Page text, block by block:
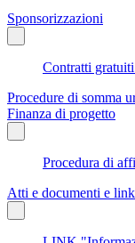
Sponsorizzazioni
Contratti
Procedure di somma
Finanza di progetto
Procedura di
Atti e documenti e